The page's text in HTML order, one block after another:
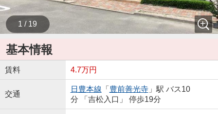
1 / 19
基本情報
賃料 4.7万円
交通
日豊本線 「 豊前善光寺」駅 バス10
分 「吉松入口」 停歩19分